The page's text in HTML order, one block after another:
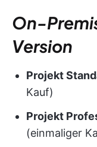
On-
Version
Projekt
Kauf)
Projekt
(einmaliger